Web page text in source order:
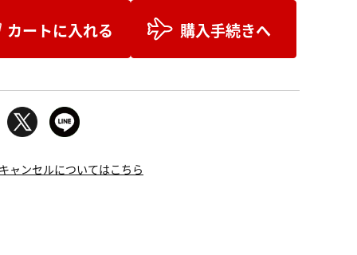
カートに入れる 購入手続きへ
ャンセルについてはこちら